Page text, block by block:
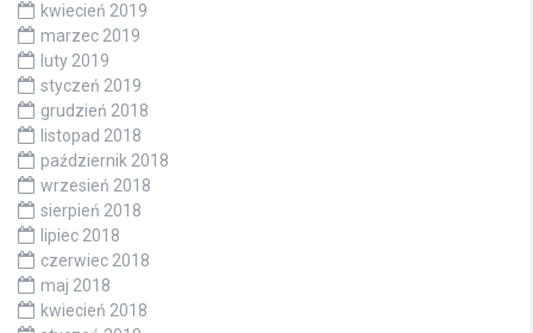
kwiecień 2019
marzec 2019
luty 2019
styczeń 2019
grudzień 2018
listopad 2018
październik 2018
wrzesień 2018
sierpień 2018
lipiec 2018
czerwiec 2018
maj 2018
kwiecień 2018